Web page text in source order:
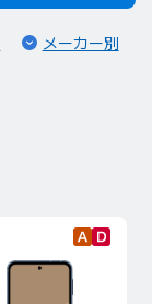
（ページ内リンク）
メーカー別（